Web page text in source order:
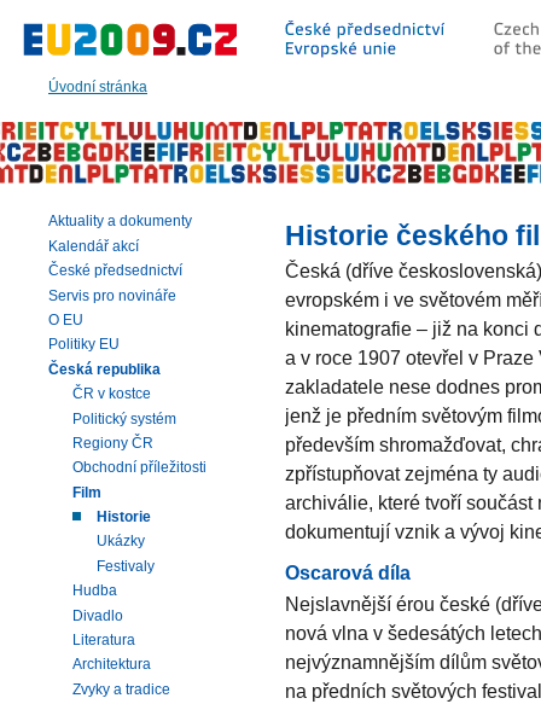
Úvodní stránka
hlavní
|
navigaci
|
vyhledávání
Historie českého
Česká (dříve
evropském i ve světovém
kinematografie – již na konci
a v roce 1907 otevřel v
zakladatele nese dodnes
jenž je předním světovým
především shromažďovat,
zpřístupňovat zejména ty
archiválie, které tvoří
dokumentují vznik a vývoj
Oscarová díla
Nejslavnější érou české
nová vlna v šedesátých
nejvýznamnějším dílům
na předních světových
Aktuality a dokumenty
Kalendář akcí
České předsednictví
Servis pro novináře
O EU
Politiky EU
Česká republika
ČR v kostce
Politický systém
Regiony ČR
Obchodní příležitosti
Film
Historie
Ukázky
Festivaly
Hudba
Divadlo
Literatura
Architektura
Zvyky a tradice